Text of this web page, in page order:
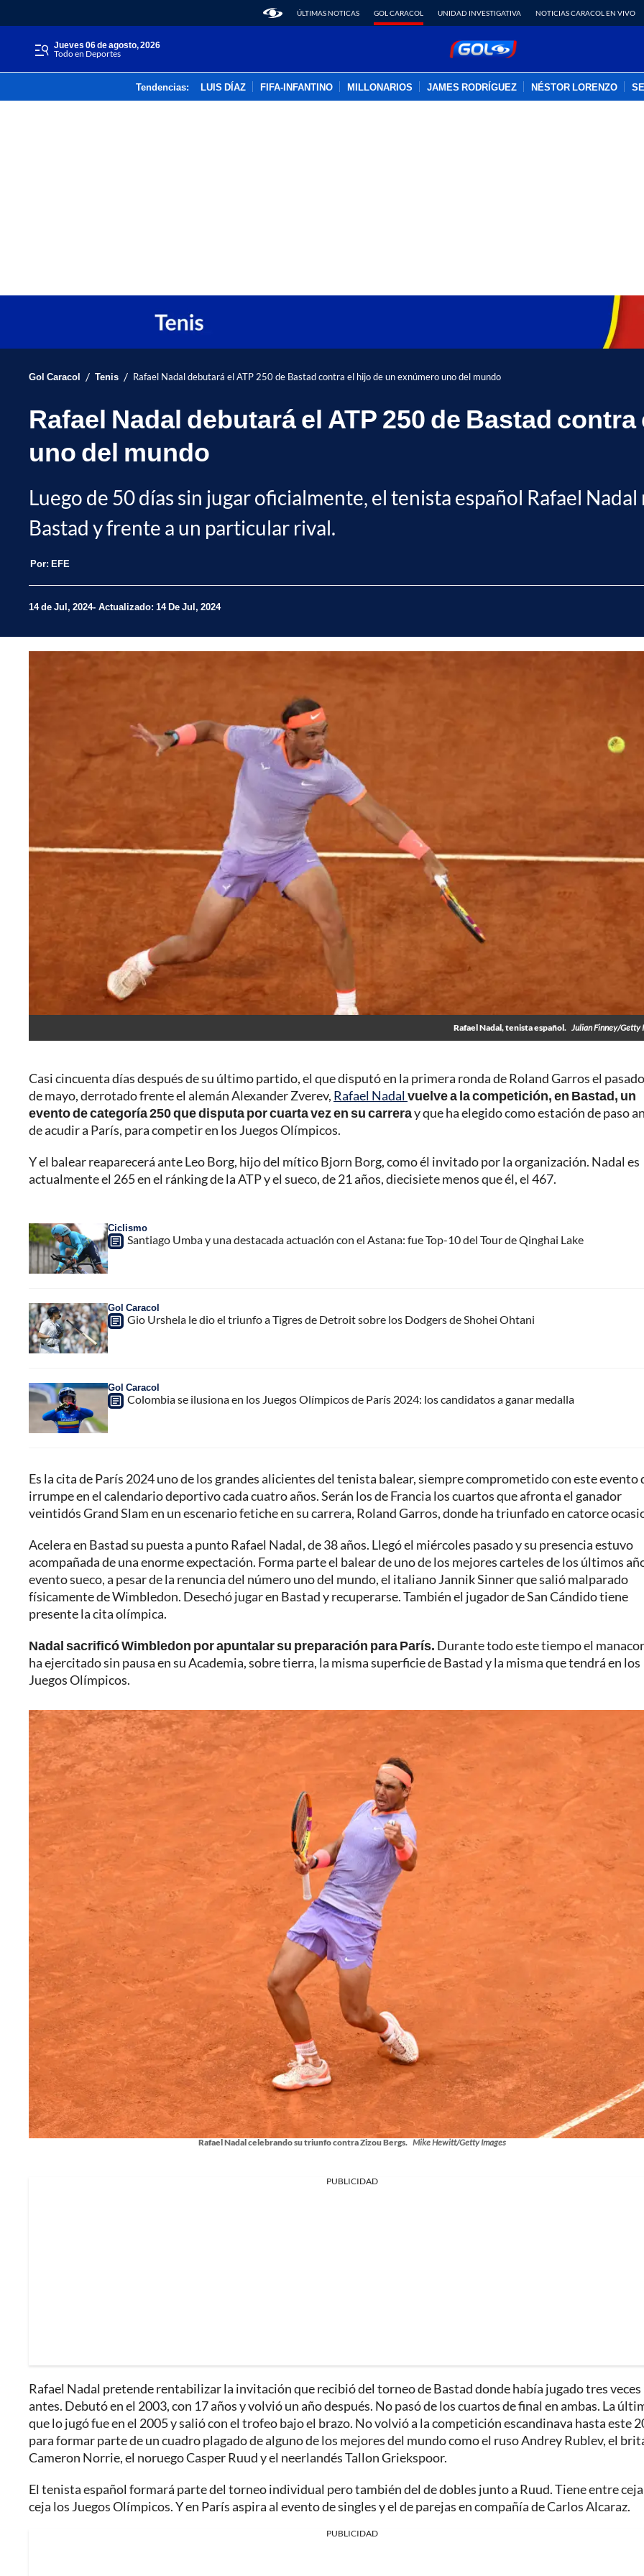
ÚLTIMAS NOTICAS GOL CARACOL UNIDAD INVESTIGATIVA NOTICIAS CARACOL EN VIVO
jueves 06 de agosto, 2026
Todo en Deportes
Tendencias: LUIS DÍAZ FIFA-INFANTINO MILLONARIOS JAMES RODRÍGUEZ NÉSTOR LORENZO
Gol Caracol / Tenis / Rafael Nadal debutará el ATP 250 de Bastad contra el hijo de un exnúmero uno del mundo
Rafael Nadal debutará el ATP 250 de Bastad
uno del mundo
Luego de 50 días sin jugar oficialmente, el tenista español Rafael
Bastad y frente a un particular rival.
Por: EFE
14 de Jul, 2024 Actualizado: 14 De Jul, 2024
Rafael Nadal, tenista español. Julian Finney/Getty
Casi cincuenta días después de su último partido, el que disputó en la primera ronda de Roland Garros el
de mayo, derrotado frente el alemán Alexander Zverev, Rafael Nadalvuelve a la competición, en Bastad, un
evento de categoría 250 que disputa por cuarta vez en su carreray que ha elegido como estación de paso
de acudir a París, para competir en los Juegos Olímpicos.
Y el balear reaparecerá ante Leo Borg, hijo del mítico Bjorn Borg, como él invitado por la organización. Nadal es
actualmente el 265 en el ránking de la ATP y el sueco, de 21 años, diecisiete menos que él, el 467.
Ciclismo
Santiago Umba y una destacada actuación con el Astana: fue Top-10 del Tour de Qinghai Lake
Gol Caracol
Gio Urshela le dio el triunfo a Tigres de Detroit sobre los Dodgers de Shohei Ohtani
Gol Caracol
Colombia se ilusiona en los Juegos Olímpicos de París 2024: los candidatos a ganar medalla
Es la cita de París 2024 uno de los grandes alicientes del tenista balear, siempre comprometido con este evento
irrumpe en el calendario deportivo cada cuatro años. Serán los de Francia los cuartos que afronta el ganador
veintidós Grand Slam en un escenario fetiche en su carrera, Roland Garros, donde ha triunfado en catorce
Acelera en Bastad su puesta a punto Rafael Nadal, de 38 años. Llegó el miércoles pasado y su presencia estuvo
acompañada de una enorme expectación. Forma parte el balear de uno de los mejores carteles de los últimos
evento sueco, a pesar de la renuncia del número uno del mundo, el italiano Jannik Sinner que salió malparado
físicamente de Wimbledon. Desechó jugar en Bastad y recuperarse. También el jugador de San Cándido tiene
presente la cita olímpica.
Nadal sacrificó Wimbledon por apuntalar su preparación para París. Durante todo este tiempo el
ha ejercitado sin pausa en su Academia, sobre tierra, la misma superficie de Bastad y la misma que tendrá en los
Juegos Olímpicos.
Rafael Nadal celebrando su triunfo contra Zizou Bergs. Mike Hewitt/Getty Images
PUBLICIDAD
Rafael Nadal pretende rentabilizar la invitación que recibió del torneo de Bastad donde había jugado tres veces
antes. Debutó en el 2003, con 17 años y volvió un año después. No pasó de los cuartos de final en ambas. La
que lo jugó fue en el 2005 y salió con el trofeo bajo el brazo. No volvió a la competición escandinava hasta este
para formar parte de un cuadro plagado de alguno de los mejores del mundo como el ruso Andrey Rublev, el
Cameron Norrie, el noruego Casper Ruud y el neerlandés Tallon Griekspoor.
El tenista español formará parte del torneo individual pero también del de dobles junto a Ruud. Tiene entre
ceja los Juegos Olímpicos. Y en París aspira al evento de singles y el de parejas en compañía de Carlos Alcaraz.
PUBLICIDAD